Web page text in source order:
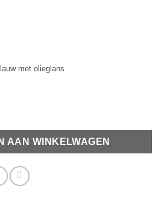
met olieglans
blauw met olieglans aantal
AAN WINKELWAGEN